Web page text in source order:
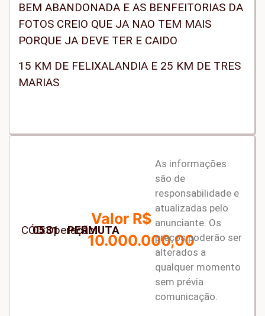
BEM ABANDONADA E AS BENFEITORIAS DA
FOTOS CREIO QUE JA NAO TEM MAIS
PORQUE JA DEVE TER E CAIDO
15 KM DE FELIXALANDIA E 25 KM DE TRES
MARIAS
CÓD:
0531Operação:
PERMUTA
Valor R$
10.000.000,00
As informações
são de
responsabilidade e
atualizadas pelo
anunciante. Os
preços poderão ser
alterados a
qualquer momento
sem prévia
comunicação.